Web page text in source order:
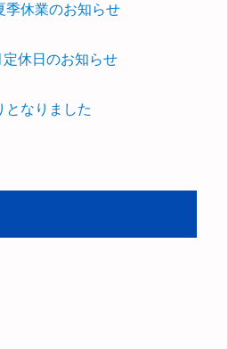
季休業のお知らせ
定休日のお知らせ
となりました